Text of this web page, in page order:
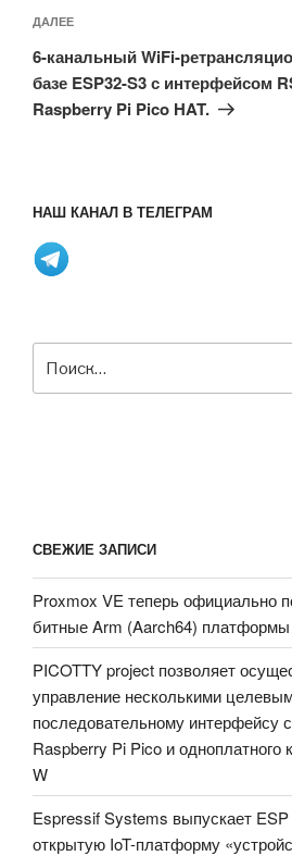
Следующая
запись
ДАЛЕЕ
6-канальный WiFi-
базе ESP32-S3 с интерфейсом
Raspberry Pi Pico HAT.
НАШ КАНАЛ В ТЕЛЕГРАМ
СВЕЖИЕ ЗАПИСИ
Proxmox VE теперь официально
битные Arm (Aarch64) платформы
PICOTTY project позволяет
управление несколькими
последовательному интерфейсу
Raspberry Pi Pico и одноплатного
W
Espressif Systems выпускает
открытую IoT-платформу